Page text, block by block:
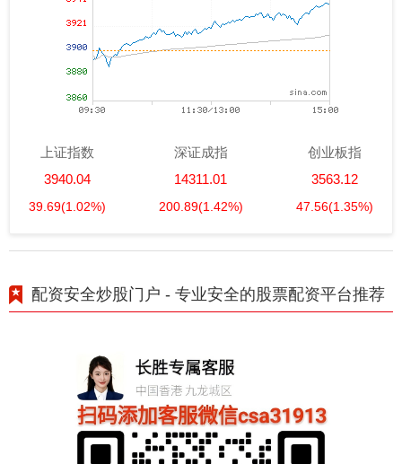
上证指数
3940.04
39.69(1.02%)
深证成指
14311.01
200.89(1.42%)
创业板指
3563.12
47.56(1.35%)
配资安全炒股门户 - 专业安全的股票配资平台推荐